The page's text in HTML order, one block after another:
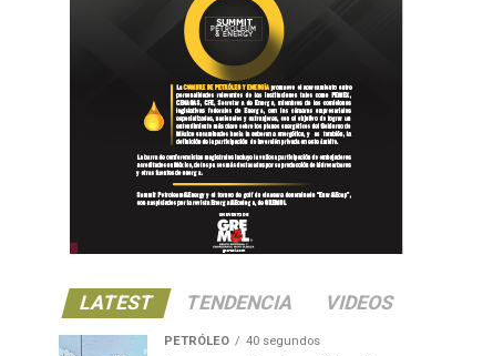
LATEST TENDENCIA VIDEOS
PETRÓLEO 40 segundos